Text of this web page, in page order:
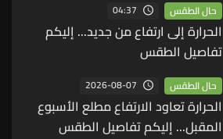
حال الطقس 04:37
الحرارة إلى ارتفاع من جديد... إليكم
تفاصيل الطقس
حال الطقس 2026-08-07
الحرارة تعاود الارتفاع مطلع الأسبوع
المقبل... إليكم تفاصيل الطقس